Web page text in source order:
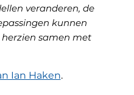
veranderen, de
kunnen
samen met
Ian Haken.